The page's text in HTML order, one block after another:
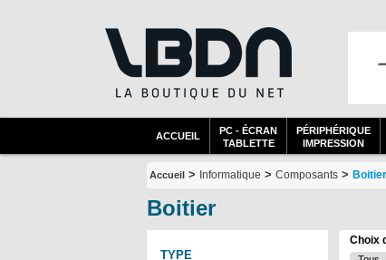
ACCUEIL
PC - ÉCRAN
TABLETTE
PÉRIPHÉRIQUE
IMPRESSION
Accueil > Informatique > Composants > Boitier
Boitier
TYPE
Choix